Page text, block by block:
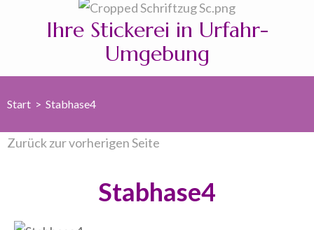
Ihre Stickerei in Urfahr-
Umgebung
Start > Stabhase4
Zurück zur vorherigen Seite
Stabhase4